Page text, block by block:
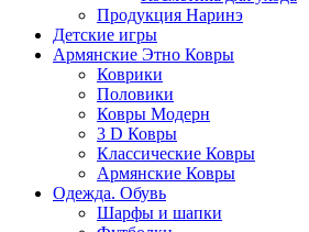
Продукция Наринэ
Детские игры
Армянские Этно Ковры
Коврики
Половики
Ковры Модерн
3 D Ковры
Классические Ковры
Армянские Ковры
Одежда. Обувь
Шарфы и шапки